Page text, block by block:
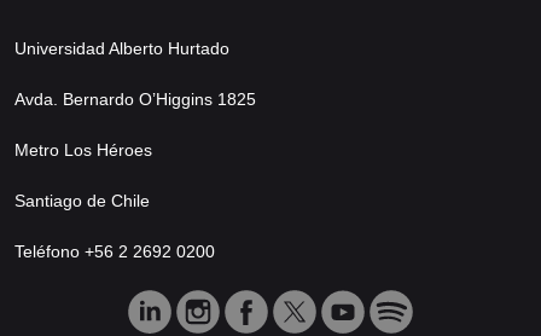
Universidad Alberto Hurtado
Avda. Bernardo O’Higgins 1825
Metro Los Héroes
Santiago de Chile
Teléfono +56 2 2692 0200